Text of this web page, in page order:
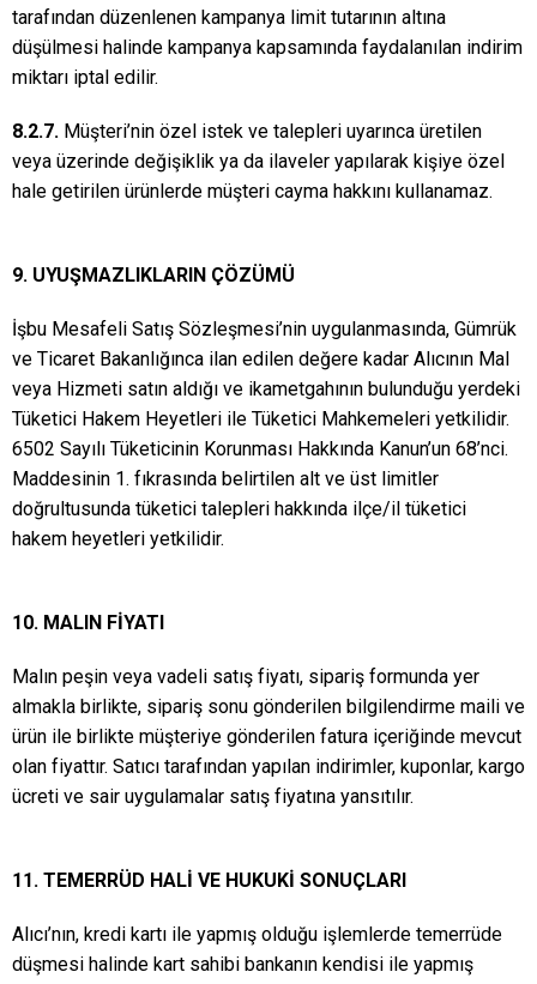
tarafından düzenlenen kampanya limit tutarının altına
düşülmesi halinde kampanya kapsamında faydalanılan indirim
miktarı iptal edilir.
8.2.7. Müşteri’nin özel istek ve talepleri uyarınca üretilen
veya üzerinde değişiklik ya da ilaveler yapılarak kişiye özel
hale getirilen ürünlerde müşteri cayma hakkını kullanamaz.
9. UYUŞMAZLIKLARIN ÇÖZÜMÜ
İşbu Mesafeli Satış Sözleşmesi’nin uygulanmasında, Gümrük
ve Ticaret Bakanlığınca ilan edilen değere kadar Alıcının Mal
veya Hizmeti satın aldığı ve ikametgahının bulunduğu yerdeki
Tüketici Hakem Heyetleri ile Tüketici Mahkemeleri yetkilidir.
6502 Sayılı Tüketicinin Korunması Hakkında Kanun’un 68’nci.
Maddesinin 1. fıkrasında belirtilen alt ve üst limitler
doğrultusunda tüketici talepleri hakkında ilçe/il tüketici
hakem heyetleri yetkilidir.
10. MALIN FİYATI
Malın peşin veya vadeli satış fiyatı, sipariş formunda yer
almakla birlikte, sipariş sonu gönderilen bilgilendirme maili ve
ürün ile birlikte müşteriye gönderilen fatura içeriğinde mevcut
olan fiyattır. Satıcı tarafından yapılan indirimler, kuponlar, kargo
ücreti ve sair uygulamalar satış fiyatına yansıtılır.
11. TEMERRÜD HALİ VE HUKUKİ SONUÇLARI
Alıcı’nın, kredi kartı ile yapmış olduğu işlemlerde temerrüde
düşmesi halinde kart sahibi bankanın kendisi ile yapmış